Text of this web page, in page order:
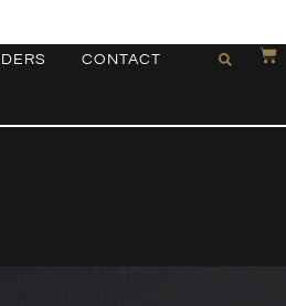
CONTACT